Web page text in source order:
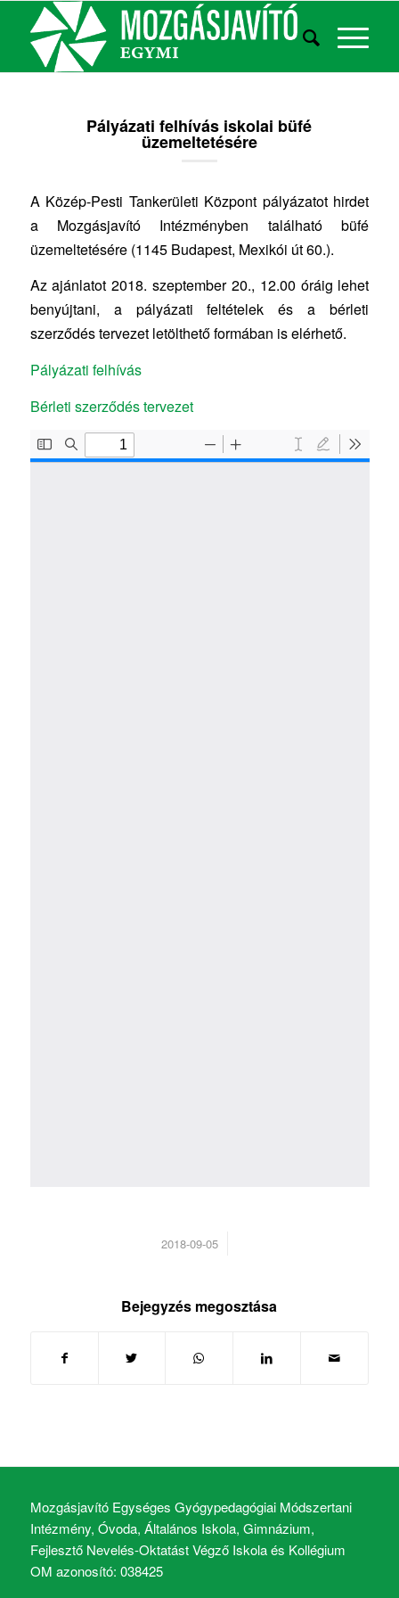
Pályázati felhívás iskolai büfé
üzemeltetésére
A Közép-Pesti Tankerületi Központ pályázatot hirdet
a Mozgásjavító Intézményben található büfé
üzemeltetésére (1145 Budapest, Mexikói út 60.).
Az ajánlatot 2018. szeptember 20., 12.00 óráig lehet
benyújtani, a pályázati feltételek és a bérleti
szerződés tervezet letölthető formában is elérhető.
Pályázati felhívás
Bérleti szerződés tervezet
2018-09-05
/
Bejegyzés megosztása
Mozgásjavító Egységes Gyógypedagógiai Módszertani
Intézmény, Óvoda, Általános Iskola, Gimnázium,
Fejlesztő Nevelés-Oktatást Végző Iskola és Kollégium
OM azonosító: 038425